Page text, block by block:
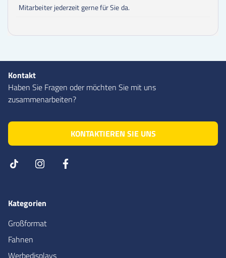
Mitarbeiter jederzeit gerne für Sie da.
Kontakt
Haben Sie Fragen oder möchten Sie mit uns
zusammenarbeiten?
KONTAKTIEREN SIE UNS
Kategorien
Großformat
Fahnen